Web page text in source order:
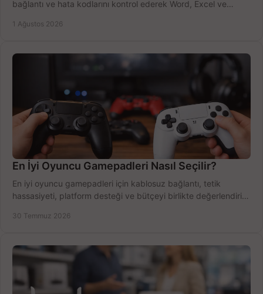
bağlantı ve hata kodlarını kontrol ederek Word, Excel ve
1 Ağustos 2026
En İyi Oyuncu Gamepadleri Nasıl Seçilir?
En iyi oyuncu gamepadleri için kablosuz bağlantı, tetik
hassasiyeti, platform desteği ve bütçeyi birlikte değerlendirin;
30 Temmuz 2026